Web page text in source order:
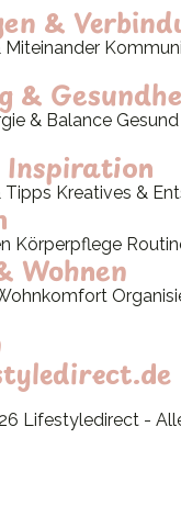
&
Miteinander
&
& Balance
Inspiration
Tipps Kreatives &
Körperpflege
Wohnen
Lifestyledirect -